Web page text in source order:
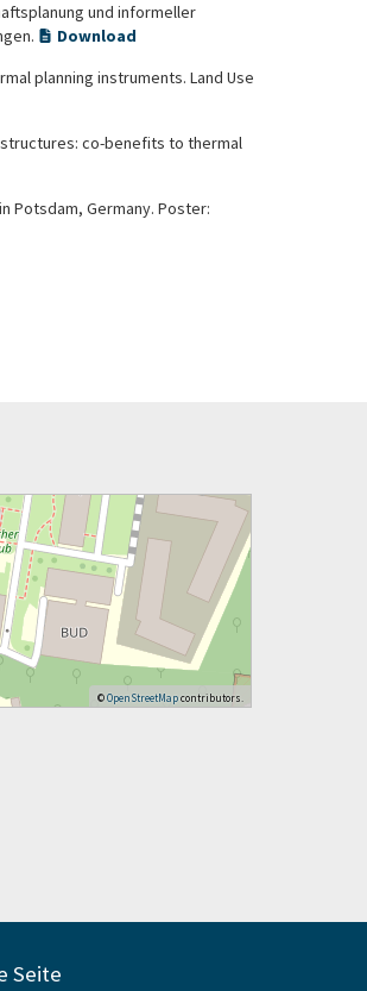
und informeller
Download
planning instruments. Land Use
structures: co-benefits to thermal
Potsdam, Germany. Poster:
©OpenStreetMapcontributors.
Seite